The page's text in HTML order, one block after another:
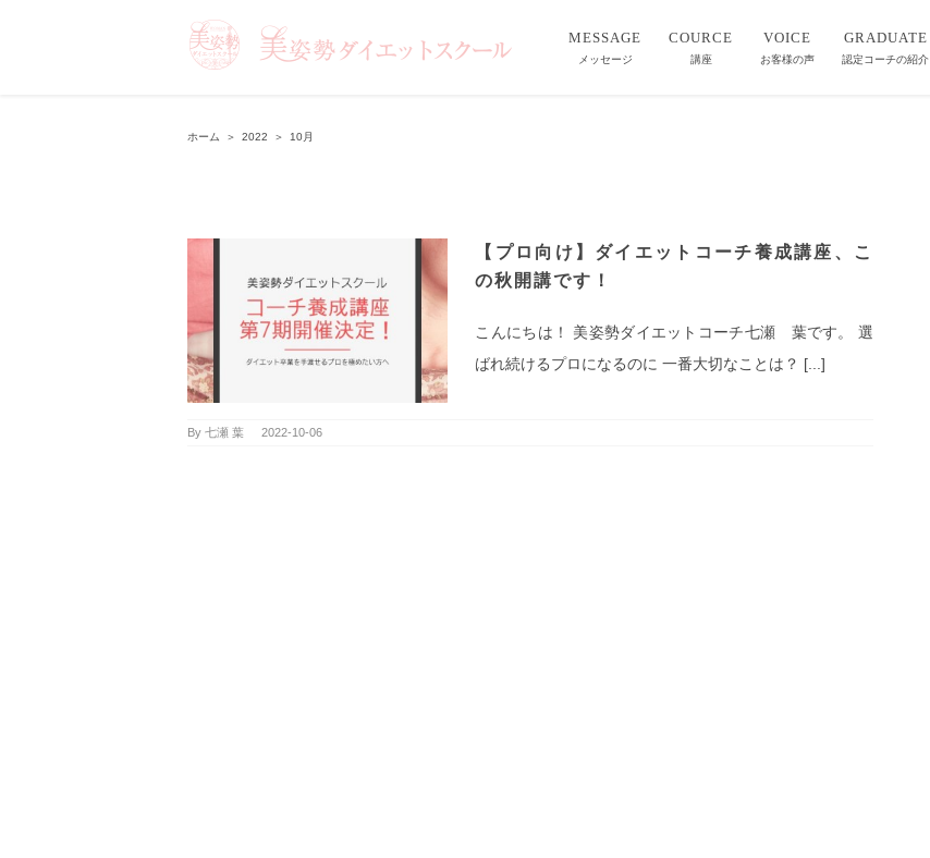
MESSAGE
メッセージ
COURCE
講座
VOICE
お客様の声
GRADUATE
認定コーチの紹介
ホーム ＞ 2022 ＞ 10月
【プロ向け】ダイエットコーチ養成講座、こ
の秋開講です！
こんにちは！ 美姿勢ダイエットコーチ七瀬 葉です。 選
ばれ続けるプロになるのに 一番大切なことは？ [...]
By 七瀬 葉 2022-10-06